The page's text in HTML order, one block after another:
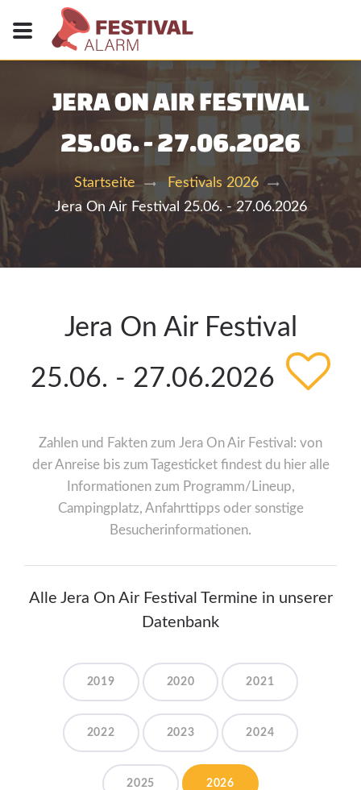
JERA ON AIR FESTIVAL
25.06. - 27.06.2026
Startseite
Festivals 2026
Jera On Air Festival 25.06. - 27.06.2026
Jera On Air Festival
25.06. - 27.06.2026
Zahlen und Fakten zum Jera On Air Festival: von
der Anreise bis zum Tagesticket findest du hier alle
Informationen zum Programm/Lineup,
Campingplatz, Anfahrttipps oder sonstige
Besucherinformationen.
Alle Jera On Air Festival Termine in unserer
Datenbank
2019 2020 2021
2022 2023 2024
2025 2026